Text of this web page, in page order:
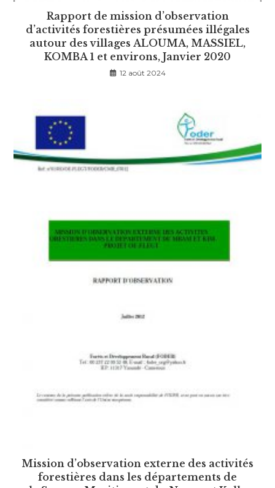
Rapport de mission d’observation
d’activités forestières présumées illégales
autour des villages ALOUMA, MASSIEL,
KOMBA 1 et environs, Janvier 2020
12 août 2024
Mission d’observation externe des activités
forestières dans les départements de